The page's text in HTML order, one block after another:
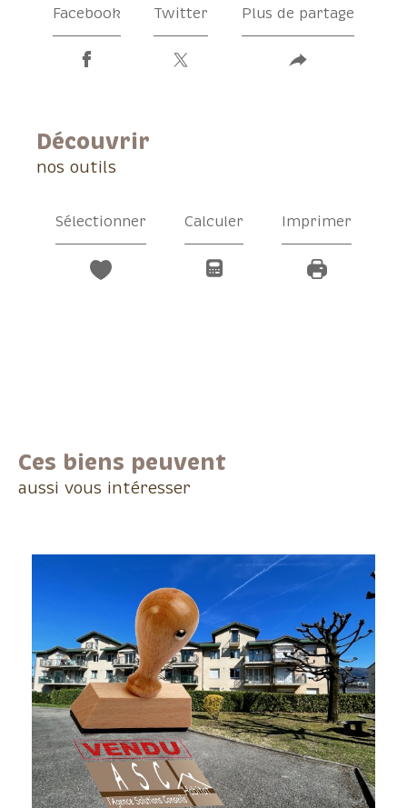
Facebook Twitter Plus de partage
découvrir
nos outils
Sélectionner Calculer Imprimer
Ces biens peuvent
aussi vous intéresser